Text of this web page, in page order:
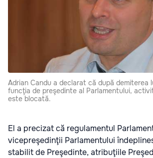
Adrian Candu a declarat că după demiterea
funcţia de preşedinte al Parlamentului,
este blocată.
El a precizat că regulamentul
vicepreşedinţii Parlamentului
stabilit de Preşedinte, atribuţiile